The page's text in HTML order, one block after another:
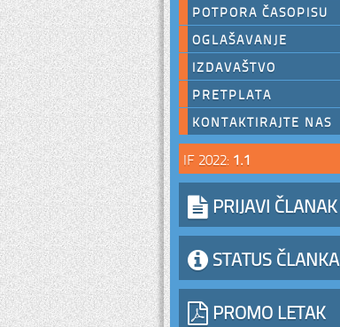
POTPORA ČASOPISU
OGLAŠAVANJE
IZDAVAŠTVO
PRETPLATA
KONTAKTIRAJTE NAS
IF 2022: 1.1
PRIJAVI ČLANAK
STATUS ČLANKA
PROMO LETAK